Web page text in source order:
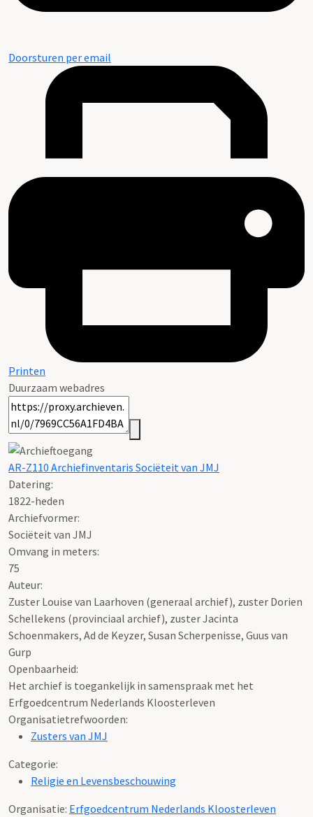
Doorsturen per email
Printen
Duurzaam webadres
AR-Z110 Archiefinventaris Sociëteit van JMJ
Datering:
1822-heden
Archiefvormer:
Sociëteit van JMJ
Omvang in meters:
75
Auteur:
Zuster Louise van Laarhoven (generaal archief), zuster Dorien
Schellekens (provinciaal archief), zuster Jacinta
Schoenmakers, Ad de Keyzer, Susan Scherpenisse, Guus van
Gurp
Openbaarheid:
Het archief is toegankelijk in samenspraak met het
Erfgoedcentrum Nederlands Kloosterleven
Organisatietrefwoorden:
Zusters van JMJ
Categorie:
Religie en Levensbeschouwing
Organisatie: Erfgoedcentrum Nederlands Kloosterleven